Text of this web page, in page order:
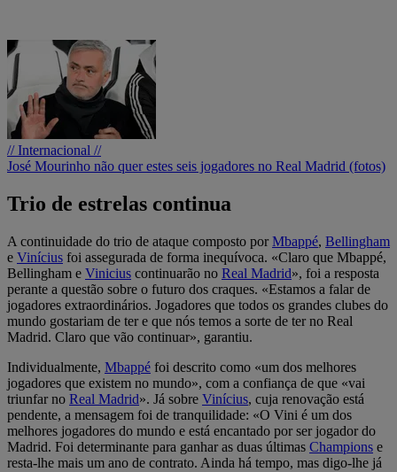
// Internacional //
José Mourinho não quer estes seis jogadores no Real Madrid (fotos)
Trio de estrelas continua
A continuidade do trio de ataque composto porMbappé, Bellingham
e Vinícius foi assegurada de forma inequívoca. «Claro que Mbappé,
Bellingham e Vinicius continuarão no Real Madrid», foi a resposta
perante a questão sobre o futuro dos craques. «Estamos a falar de
jogadores extraordinários. Jogadores que todos os grandes clubes do
mundo gostariam de ter e que nós temos a sorte de ter no Real
Madrid. Claro que vão continuar», garantiu.
Individualmente, Mbappé foi descrito como «um dos melhores
jogadores que existem no mundo», com a confiança de que «vai
triunfar no Real Madrid». Já sobre Vinícius, cuja renovação está
pendente, a mensagem foi de tranquilidade: «O Vini é um dos
melhores jogadores do mundo e está encantado por ser jogador do
Madrid. Foi determinante para ganhar as duas últimas Champions e
resta-lhe mais um ano de contrato. Ainda há tempo, mas digo-lhe já